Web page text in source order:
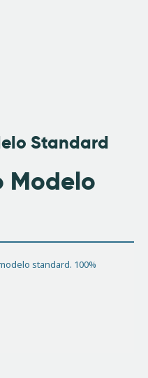
Standard
Modelo
standard. 100%